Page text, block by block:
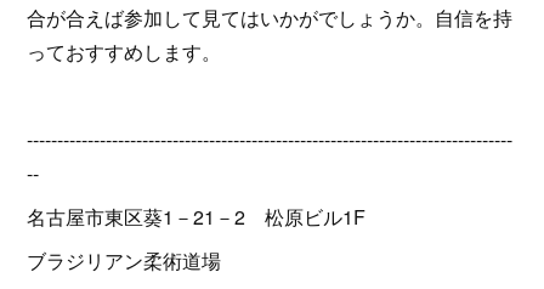
合が合えば参加して見てはいかがでしょうか。自信を持
っておすすめします。
--------------------------------------------------------------------------------
--
名古屋市東区葵1－21－2 松原ビル1F
ブラジリアン柔術道場